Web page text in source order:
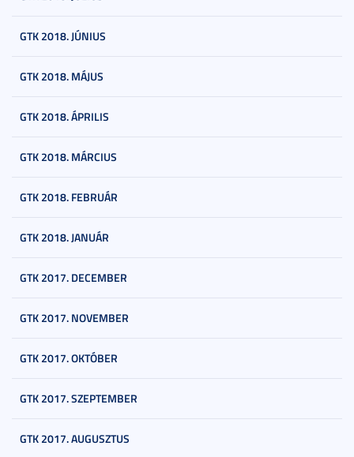
GTK 2018. JÚNIUS
GTK 2018. MÁJUS
GTK 2018. ÁPRILIS
GTK 2018. MÁRCIUS
GTK 2018. FEBRUÁR
GTK 2018. JANUÁR
GTK 2017. DECEMBER
GTK 2017. NOVEMBER
GTK 2017. OKTÓBER
GTK 2017. SZEPTEMBER
GTK 2017. AUGUSZTUS